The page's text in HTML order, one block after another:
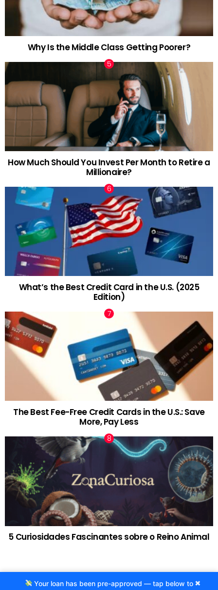
Why Is the Middle Class Getting Poorer?
How Much Should You Invest Per Month to Retire a
Millionaire?
What’s the Best Credit Card in the U.S. (2025
Edition)
The Best Fee-Free Credit Cards in the U.S.: Save
More, Pay Less
5 Curiosidades Fascinantes sobre o Reino Animal
© 2020 Criado por Agência ProjetoCafe.com.br ×
Your loan has been pre-approved — tap below to